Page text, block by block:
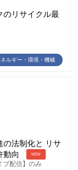
のリサイクル最
ルギー・環境・機械
の法制化と リサ
動向
NEW
ブ配信】のみ